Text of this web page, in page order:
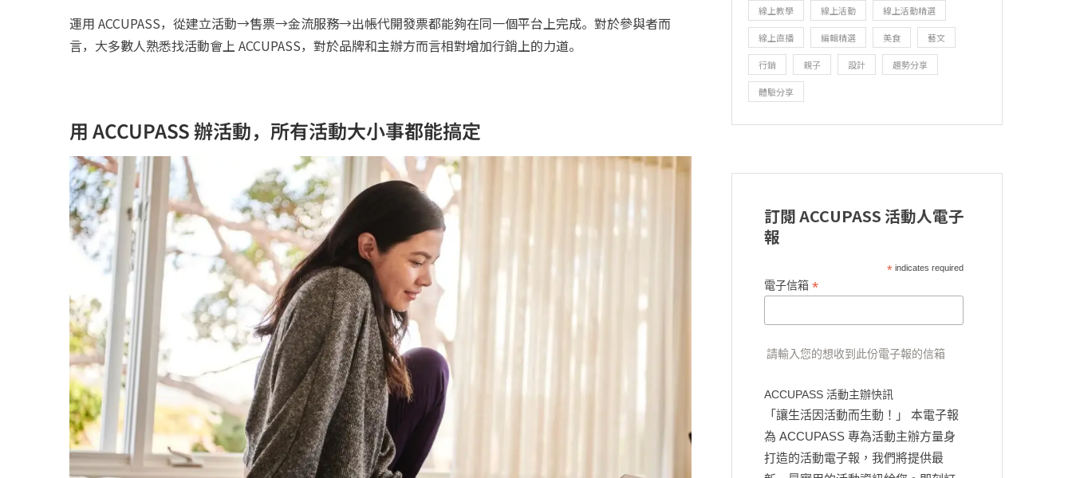
運用 ACCUPASS，從建立活動→售票→金流服務→出帳代開發票都能夠在同一個平台上完成。對於參與者而
言，大多數人熟悉找活動會上 ACCUPASS，對於品牌和主辦方而言相對增加行銷上的力道。
用 ACCUPASS 辦活動，所有活動大小事都能搞定
線上教學 線上活動 線上活動精選
線上直播 編輯精選 美食 藝文
行銷 親子 設計 趨勢分享
體驗分享
訂閱 ACCUPASS 活動人電子
報
*indicates required
電子信箱 *
請輸入您的想收到此份電子報的信箱
ACCUPASS 活動主辦快訊
「讓生活因活動而生動！」 本電子報
為 ACCUPASS 專為活動主辦方量身
打造的活動電子報，我們將提供最